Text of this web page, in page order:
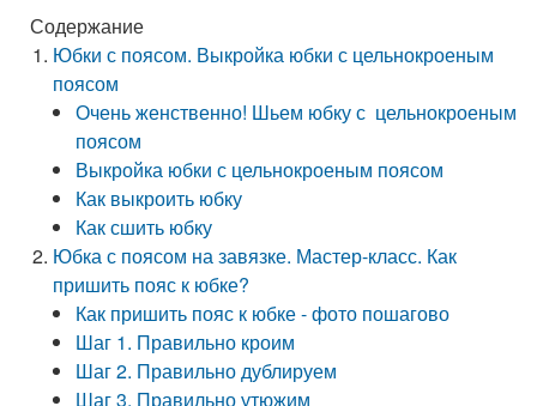
Содержание
Юбки с поясом. Выкройка юбки с цельнокроеным
поясом
Очень женственно! Шьем юбку с цельнокроеным
поясом
Выкройка юбки с цельнокроеным поясом
Как выкроить юбку
Как сшить юбку
Юбка с поясом на завязке. Мастер-класс. Как
пришить пояс к юбке?
Как пришить пояс к юбке - фото пошагово
Шаг 1. Правильно кроим
Шаг 2. Правильно дублируем
Шаг 3. Правильно утюжим